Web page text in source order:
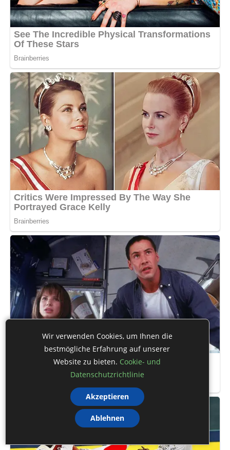
Wir verwenden Cookies, um Ihnen die
bestmögliche Erfahrung auf unserer
Website zu bieten. Cookie- und
Datenschutzrichtlinie
Akzeptieren
Ablehnen